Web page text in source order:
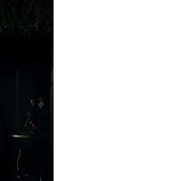
Aydınlatma Metnimizi okumak ve sitemizde ilgili
tıklayınız